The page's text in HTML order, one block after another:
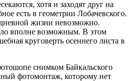
хотя и заходят друг на
есть в геометрии Лобачевского.
жизни невозможно.
вполне возможным. В этом
круговерть осеннего листа в
снимком Байкальского
фотомонтаж, которому нет